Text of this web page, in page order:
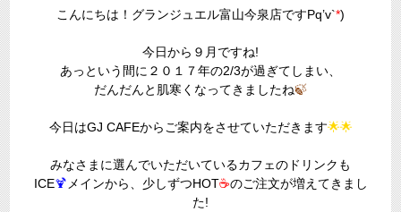
こんにちは！グランジュエル富山今泉店ですPq’v`*)
今日から９月ですね!
あっという間に２０１７年の2/3が過ぎてしまい、
だんだんと肌寒くなってきましたね🍃
今日はGJ CAFEからご案内をさせていただきます🌟🌟
みなさまに選んでいただいているカフェのドリンクも
ICE🍹 メインから、少しずつHOT☕のご注文が増えてきまし
た!